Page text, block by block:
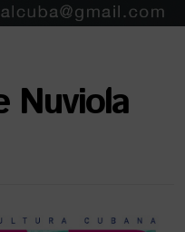
Nuviola